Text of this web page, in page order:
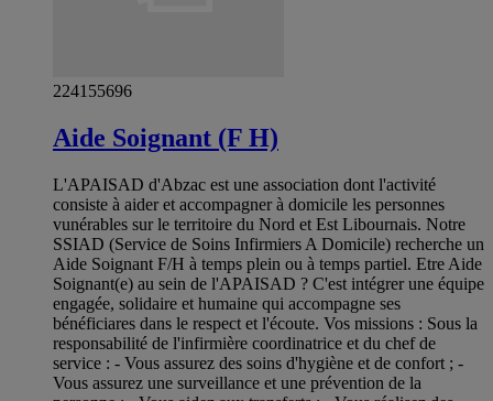
224155696
Aide Soignant (F H)
L'APAISAD d'Abzac est une association dont l'activité
consiste à aider et accompagner à domicile les personnes
vunérables sur le territoire du Nord et Est Libournais. Notre
SSIAD (Service de Soins Infirmiers A Domicile) recherche un
Aide Soignant F/H à temps plein ou à temps partiel. Etre Aide
Soignant(e) au sein de l'APAISAD ? C'est intégrer une équipe
engagée, solidaire et humaine qui accompagne ses
bénéficiares dans le respect et l'écoute. Vos missions : Sous la
responsabilité de l'infirmière coordinatrice et du chef de
service : - Vous assurez des soins d'hygiène et de confort ; -
Vous assurez une surveillance et une prévention de la